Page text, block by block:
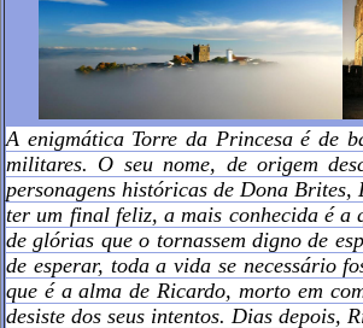
A enigmática Torre da Princesa é de
militares. O seu nome, de origem
personagens históricas de Dona
ter um final feliz, a mais conhecida é a
de glórias que o tornassem digno de
de esperar, toda a vida se necessário
que é a alma de Ricardo, morto em
desiste dos seus intentos. Dias depois,